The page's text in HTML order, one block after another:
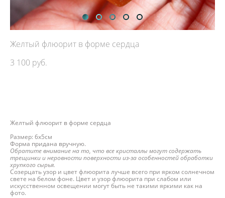
Желтый флюорит в форме сердца
3 100 pуб.
Желтый флюорит в форме сердца
Размер: 6х5см
Форма придана вручную.
Обратите внимание на то, что все кристаллы могут содержать
трещинки и неровности поверхности из-за особенностей обработки
хрупкого сырья.
Созерцать узор и цвет флюорита лучше всего при ярком солнечном
свете на белом фоне. Цвет и узор флюорита при слабом или
искусственном освещении могут быть не такими яркими как на
фото.